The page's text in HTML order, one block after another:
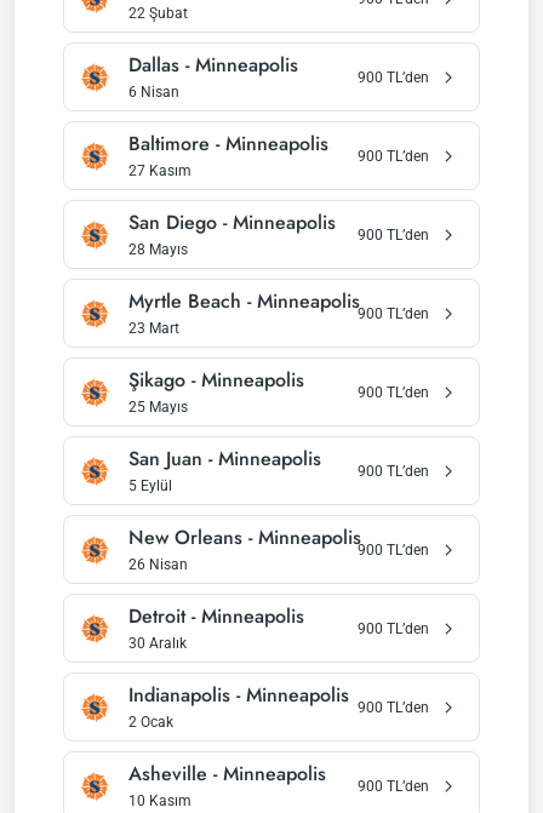
22 Şubat
Dallas -Minneapolis
6 Nisan
900 TL’den
Baltimore -Minneapolis
27 Kasım
900 TL’den
San Diego -Minneapolis
28 Mayıs
900 TL’den
Myrtle Beach -Minneapolis
23 Mart
900 TL’den
Şikago -Minneapolis
25 Mayıs
900 TL’den
San Juan -Minneapolis
5 Eylül
900 TL’den
New Orleans -Minneapolis
26 Nisan
900 TL’den
Detroit-Minneapolis
30 Aralık
900 TL’den
Indianapolis -Minneapolis
2 Ocak
900 TL’den
Asheville -Minneapolis
10 Kasım
900 TL’den